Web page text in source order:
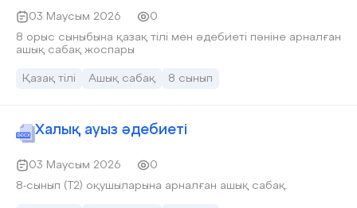
03 Маусым 2026
0
8 орыс сыныбына қазақ тілі мен әдебиеті пәніне арналған
ашық сабақ жоспары
Қазақ тілі Ашық сабақ 8 сынып
Халық ауыз әдебиеті
03 Маусым 2026
0
8-сынып (Т2) оқушыларына арналған ашық сабақ.